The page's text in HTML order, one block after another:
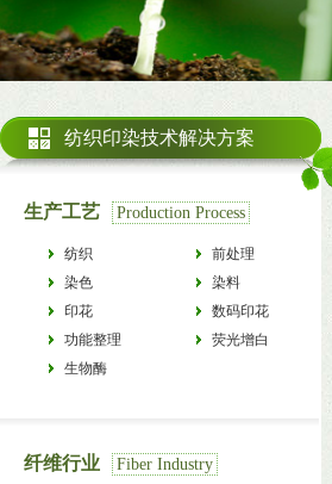
纺织印染技术解决方案
生产工艺 Production Process
纺织
前处理
染色
染料
印花
数码印花
功能整理
荧光增白
生物酶
纤维行业 Fiber Industry